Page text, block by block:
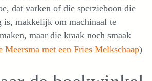
dat varken of die sperzieboon die
is, makkelijk om machinaal te
maar die kraak noch smaak
Meersma met een Fries Melkschaap)